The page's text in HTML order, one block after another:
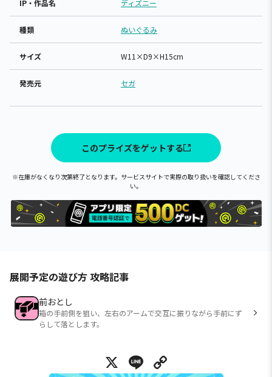
IP・作品名 ディズニー
種類 ぬいぐるみ
サイズ W11×D9×H15cm
発売元 セガ
このプライズをゲットする
※在庫がなくなり次第終了となります。サービスサイトで実際の取り扱いを確認してくださ
い。
展開予定の遊び方 攻略記事
前おとし
箱の手前側を狙い、左右のアームで交互に振りながら手前にず
らして落とします。
X Line